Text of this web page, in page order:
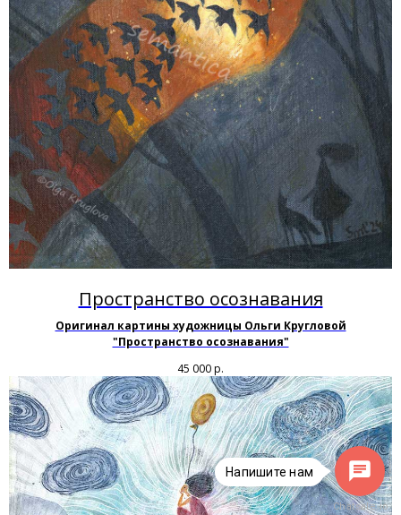
Пространство осознавания
Оригинал картины художницы Ольги Кругловой
"Пространство осознавания"
45 000р.
Напишите нам
Chatsale.io